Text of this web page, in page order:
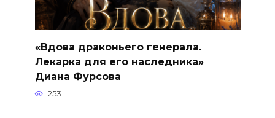
«Вдова драконьего генерала.
Лекарка для его наследника»
Диана Фурсова
253